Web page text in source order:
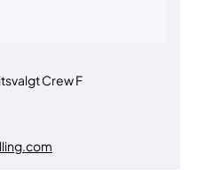
Crew F